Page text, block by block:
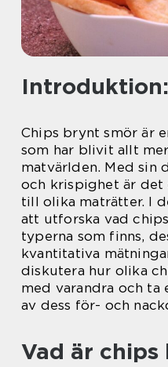
Introduktion:
Chips brynt smör är
som har blivit allt
matvärlden. Med sin
och krispighet är det
till olika maträtter. I
att utforska vad
typerna som finns,
kvantitativa
diskutera hur olika
med varandra och ta
av dess för- och
Vad är